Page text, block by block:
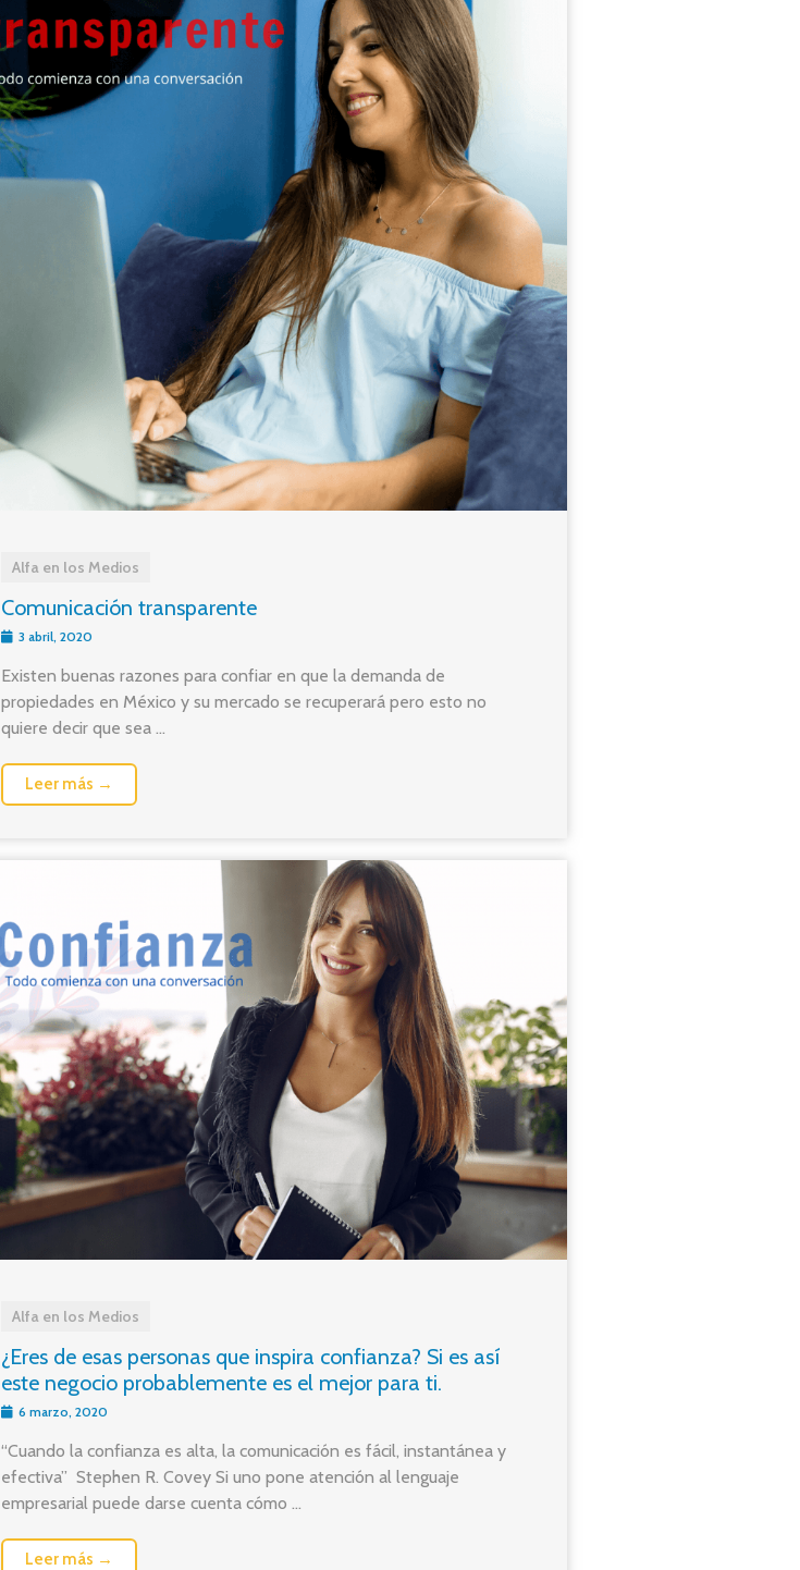
Alfa en los Medios
Comunicación transparente
3 abril, 2020
Existen buenas razones para confiar en que la demanda de
propiedades en México y su mercado se recuperará pero esto no
quiere decir que sea ...
Leer más →
Alfa en los Medios
¿Eres de esas personas que inspira confianza? Si es así
este negocio probablemente es el mejor para ti.
6 marzo, 2020
“Cuando la confianza es alta, la comunicación es fácil, instantánea y
efectiva” Stephen R. Covey Si uno pone atención al lenguaje
empresarial puede darse cuenta cómo ...
Leer más →